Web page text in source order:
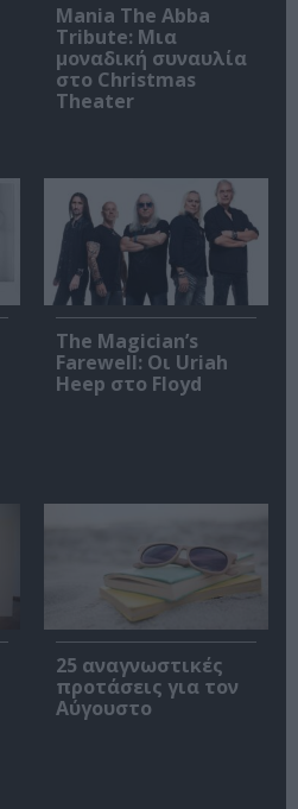
Mania The Abba
Tribute: Μια
μοναδική συναυλία
στο Christmas
Theater
The Magician’s
Farewell: Οι Uriah
Heep στο Floyd
25 αναγνωστικές
προτάσεις για τον
Αύγουστο